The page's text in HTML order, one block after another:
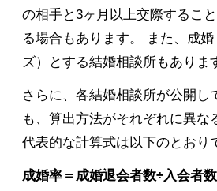
の相手と3ヶ月以上交際するこ
る場合もあります。 また、成
ズ）とする結婚相談所もありま
さらに、各結婚相談所が公開し
も、算出方法がそれぞれに異な
代表的な計算式は以下のとおり
成婚率＝成婚退会者数÷入会者